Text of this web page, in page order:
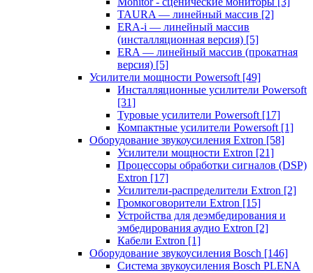
TAURA — линейный массив [2]
ERA-i — линейный массив
(инсталляционная версия) [5]
ERA — линейный массив (прокатная
версия) [5]
Усилители мощности Powersoft [49]
Инсталляционные усилители Powersoft
[31]
Туровые усилители Powersoft [17]
Компактные усилители Powersoft [1]
Оборудование звукоусиления Extron [58]
Усилители мощности Extron [21]
Процессоры обработки сигналов (DSP)
Extron [17]
Усилители-распределители Extron [2]
Громкоговорители Extron [15]
Устройства для деэмбедирования и
эмбедирования аудио Extron [2]
Кабели Extron [1]
Оборудование звукоусиления Bosch [146]
Система звукоусиления Bosch PLENA